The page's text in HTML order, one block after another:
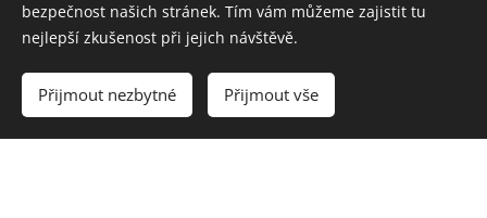
bezpečnost našich stránek. Tím vám můžeme zajistit tu
nejlepší zkušenost při jejich návštěvě.
Přijmout nezbytné Přijmout vše